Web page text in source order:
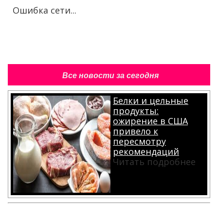
Ошибка сети...
Все новости за сегодня
Белки и цельные
продукты:
ожирение в США
привело к
пересмотру
рекомендаций
Читать подробнее